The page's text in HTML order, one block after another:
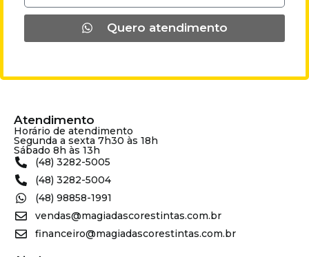
Quero atendimento
Atendimento
Horário de atendimento
Segunda a sexta 7h30 às 18h
Sábado 8h às 13h
(48) 3282-5005
(48) 3282-5004
(48) 98858-1991
vendas@magiadascorestintas.com.br
financeiro@magiadascorestintas.com.br